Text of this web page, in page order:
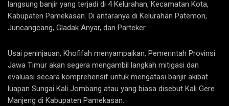
langsung banjir yang terjadi di 4 Kelurahan, Kecamatan Kota,
Kabupaten Pamekasan. Di antaranya di Kelurahan Patemon,
Juncangcang, Gladak Anyar, dan Parteker.
Usai peninjauan, Khofifah menyampaikan, Pemerintah Provinsi
Jawa Timur akan segera mengambil langkah mitigasi dan
evaluasi secara komprehensif untuk mengatasi banjir akibat
luapan Sungai Kali Jombang atau yang biasa disebut Kali Gere
Manjeng di Kabupaten Pamekasan.